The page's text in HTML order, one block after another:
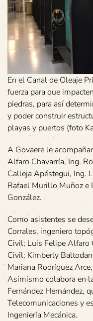
En el Canal de Oleaje
fuerza para que
piedras, para así
y poder construir
playas y puertos (foto
A Govaere le
Alfaro Chavarría, Ing.
Calleja Apéstegui, Ing.
Rafael Murillo Muñoz e
González.
Como asistentes se
Corrales, ingeniero
Civil; Luis Felipe Alfaro
Civil; Kimberly
Mariana Rodríguez
Asimismo colabora en
Fernández Hernández,
Telecomunicaciones y
Ingeniería Mecánica.